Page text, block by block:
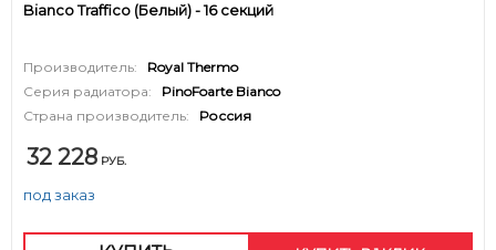
Bianco Traffico (Белый) - 16 секций
Производитель:
Royal Thermo
Серия радиатора:
PinoFoarte Bianco
Страна производитель:
Россия
32 228 РУБ.
под заказ